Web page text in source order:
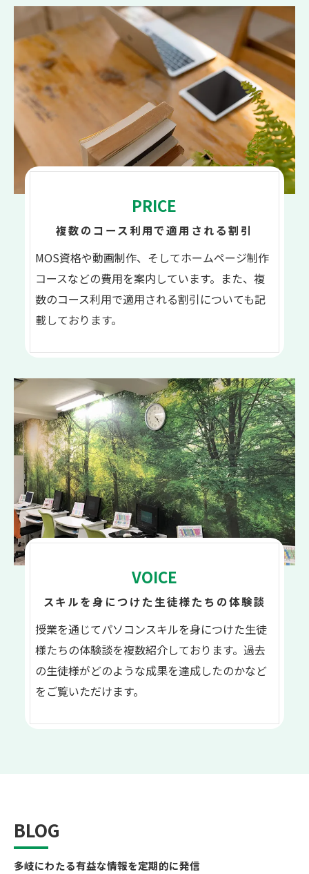
PRICE
複数のコース利用で適用される割引
MOS資格や動画制作、そしてホームページ制作
コースなどの費用を案内しています。また、複
数のコース利用で適用される割引についても記
載しております。
VOICE
スキルを身につけた生徒様たちの体験談
授業を通じてパソコンスキルを身につけた生徒
様たちの体験談を複数紹介しております。過去
の生徒様がどのような成果を達成したのかなど
をご覧いただけます。
BLOG
多岐にわたる有益な情報を定期的に発信